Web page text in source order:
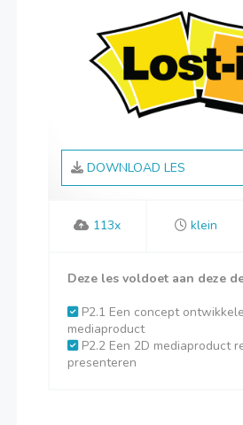
DOWNLOAD LES
113x klein
Deze les voldoet aan deze
P2.1 Een concept
mediaproduct
P2.2 Een 2D mediaproduct
presenteren